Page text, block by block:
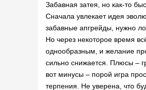
Забавная затея, но как-то
Сначала увлекает идея
забавные апгрейды, нужно
Но через некоторое время
однообразным, и желание
сильно снижается. Плюсы –
вот минусы – порой игра
терпения. Не уверена, что